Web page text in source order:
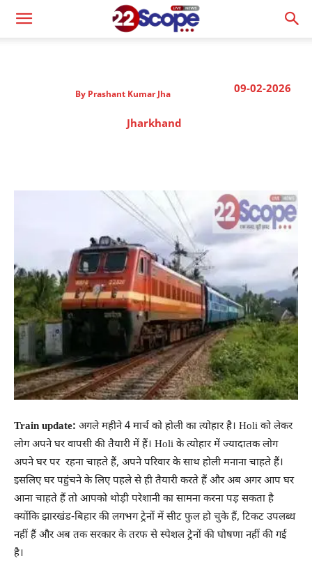
09-02-2026
By Prashant Kumar Jha
Jharkhand
Train update: अगले महीने 4 मार्च को होली का त्योहार है। Holi को लेकर
लोग अपने घर वापसी की तैयारी में हैं। Holi के त्योहार में ज्यादातक लोग
अपने घर पर रहना चाहते हैं, अपने परिवार के साथ होली मनाना चाहते हैं।
इसलिए घर पहुंचने के लिए पहले से ही तैयारी करते हैं और अब अगर आप घर
आना चाहते हैं तो आपको थोड़ी परेशानी का सामना करना पड़ सकता है
क्योंकि झारखंड-बिहार की लगभग ट्रेनों में सीट फुल हो चुके हैं, टिकट उपलब्ध
नहीं हैं और अब तक सरकार के तरफ से स्पेशल ट्रेनों की घोषणा नहीं की गई
है।